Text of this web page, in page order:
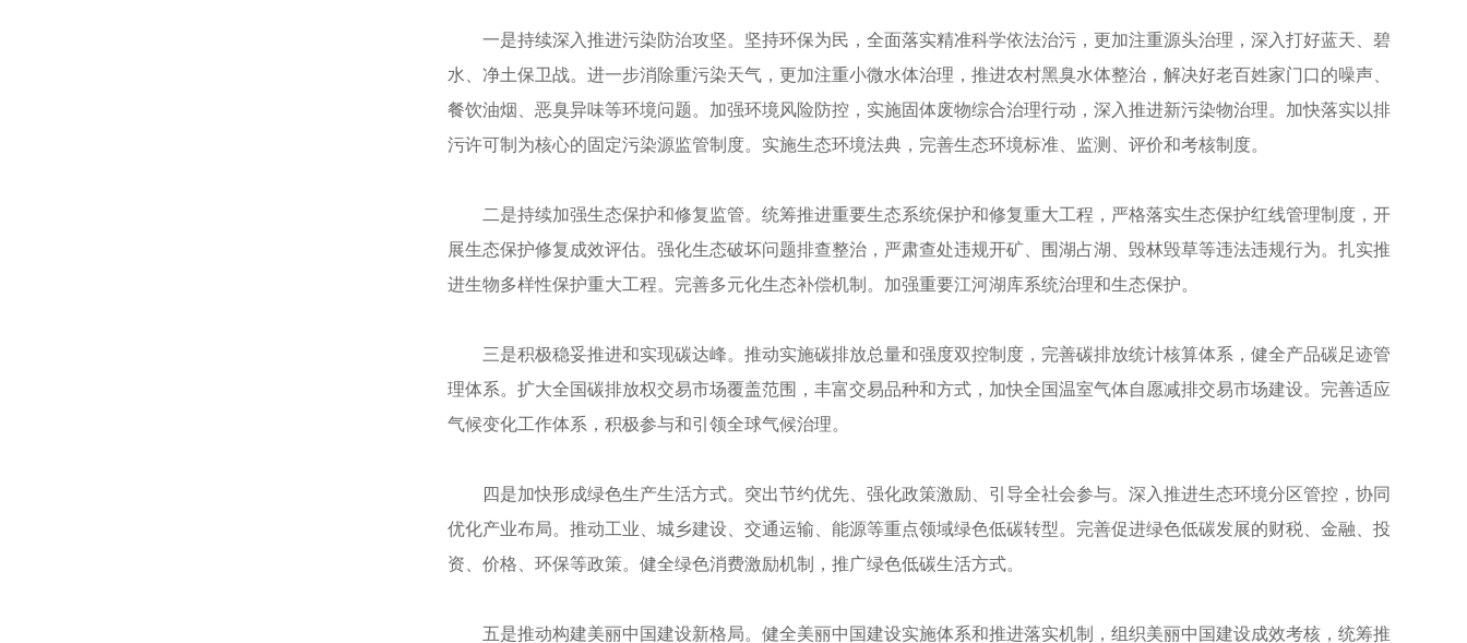
一是持续深入推进污染防治攻坚。坚持环保为民，全面落实精准科学依法治污，更加注重源头治理，深入打好蓝天、碧
水、净土保卫战。进一步消除重污染天气，更加注重小微水体治理，推进农村黑臭水体整治，解决好老百姓家门口的噪声、
餐饮油烟、恶臭异味等环境问题。加强环境风险防控，实施固体废物综合治理行动，深入推进新污染物治理。加快落实以排
污许可制为核心的固定污染源监管制度。实施生态环境法典，完善生态环境标准、监测、评价和考核制度。
二是持续加强生态保护和修复监管。统筹推进重要生态系统保护和修复重大工程，严格落实生态保护红线管理制度，开
展生态保护修复成效评估。强化生态破坏问题排查整治，严肃查处违规开矿、围湖占湖、毁林毁草等违法违规行为。扎实推
进生物多样性保护重大工程。完善多元化生态补偿机制。加强重要江河湖库系统治理和生态保护。
三是积极稳妥推进和实现碳达峰。推动实施碳排放总量和强度双控制度，完善碳排放统计核算体系，健全产品碳足迹管
理体系。扩大全国碳排放权交易市场覆盖范围，丰富交易品种和方式，加快全国温室气体自愿减排交易市场建设。完善适应
气候变化工作体系，积极参与和引领全球气候治理。
四是加快形成绿色生产生活方式。突出节约优先、强化政策激励、引导全社会参与。深入推进生态环境分区管控，协同
优化产业布局。推动工业、城乡建设、交通运输、能源等重点领域绿色低碳转型。完善促进绿色低碳发展的财税、金融、投
资、价格、环保等政策。健全绿色消费激励机制，推广绿色低碳生活方式。
五是推动构建美丽中国建设新格局。健全美丽中国建设实施体系和推进落实机制，组织美丽中国建设成效考核，统筹推